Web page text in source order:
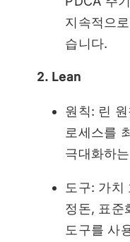
지속적으
습니다.
2. Lean
원칙: 린
로세스를
극대화하
도구: 가치
정돈, 표준
도구를 사